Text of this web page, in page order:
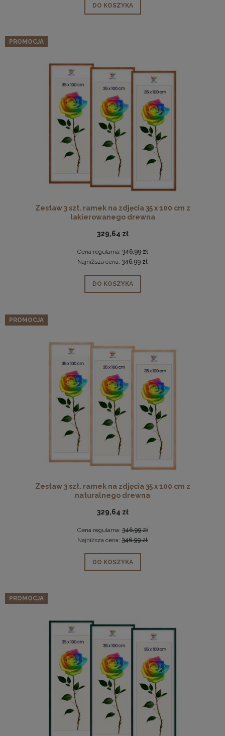
DO KOSZYKA
Zestaw 3 szt. ramek na zdjęcia 35 x 100 cm z
lakierowanego drewna
329,64 zł
Cena regularna:346,99 zł
Najniższa cena: 346,99 zł
DO KOSZYKA
PROMOCJA
Zestaw 3 szt. ramek na zdjęcia 35 x 100 cm z
naturalnego drewna
329,64 zł
Cena regularna:346,99 zł
Najniższa cena: 346,99 zł
DO KOSZYKA
PROMOCJA
PROMOCJA